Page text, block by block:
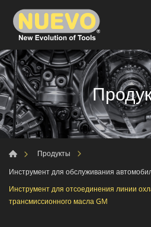
Продукты
Инструмент для обслуживания
Инструмент для отсоединения линии
трансмиссионного масла GM